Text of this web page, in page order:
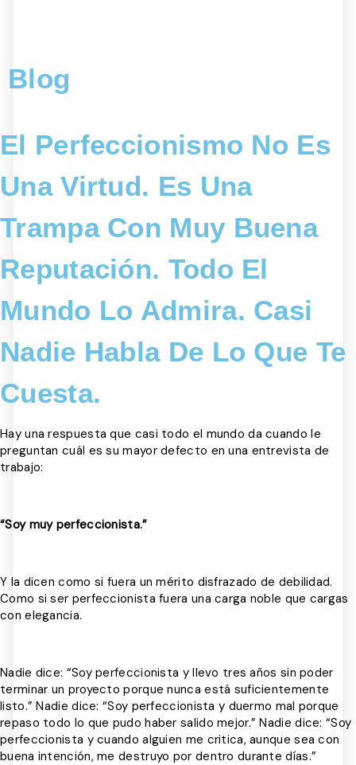
Blog
El Perfeccionismo No Es
Una Virtud. Es Una
Trampa Con Muy Buena
Reputación. Todo El
Mundo Lo Admira. Casi
Nadie Habla De Lo Que Te
Cuesta.
Hay una respuesta que casi todo el mundo da cuando le
preguntan cuál es su mayor defecto en una entrevista de
trabajo:
“Soy muy perfeccionista.”
Y la dicen como si fuera un mérito disfrazado de debilidad.
Como si ser perfeccionista fuera una carga noble que cargas
con elegancia.
Nadie dice: “Soy perfeccionista y llevo tres años sin poder
terminar un proyecto porque nunca está suficientemente
listo.” Nadie dice: “Soy perfeccionista y duermo mal porque
repaso todo lo que pudo haber salido mejor.” Nadie dice: “Soy
perfeccionista y cuando alguien me critica, aunque sea con
buena intención, me destruyo por dentro durante días.”